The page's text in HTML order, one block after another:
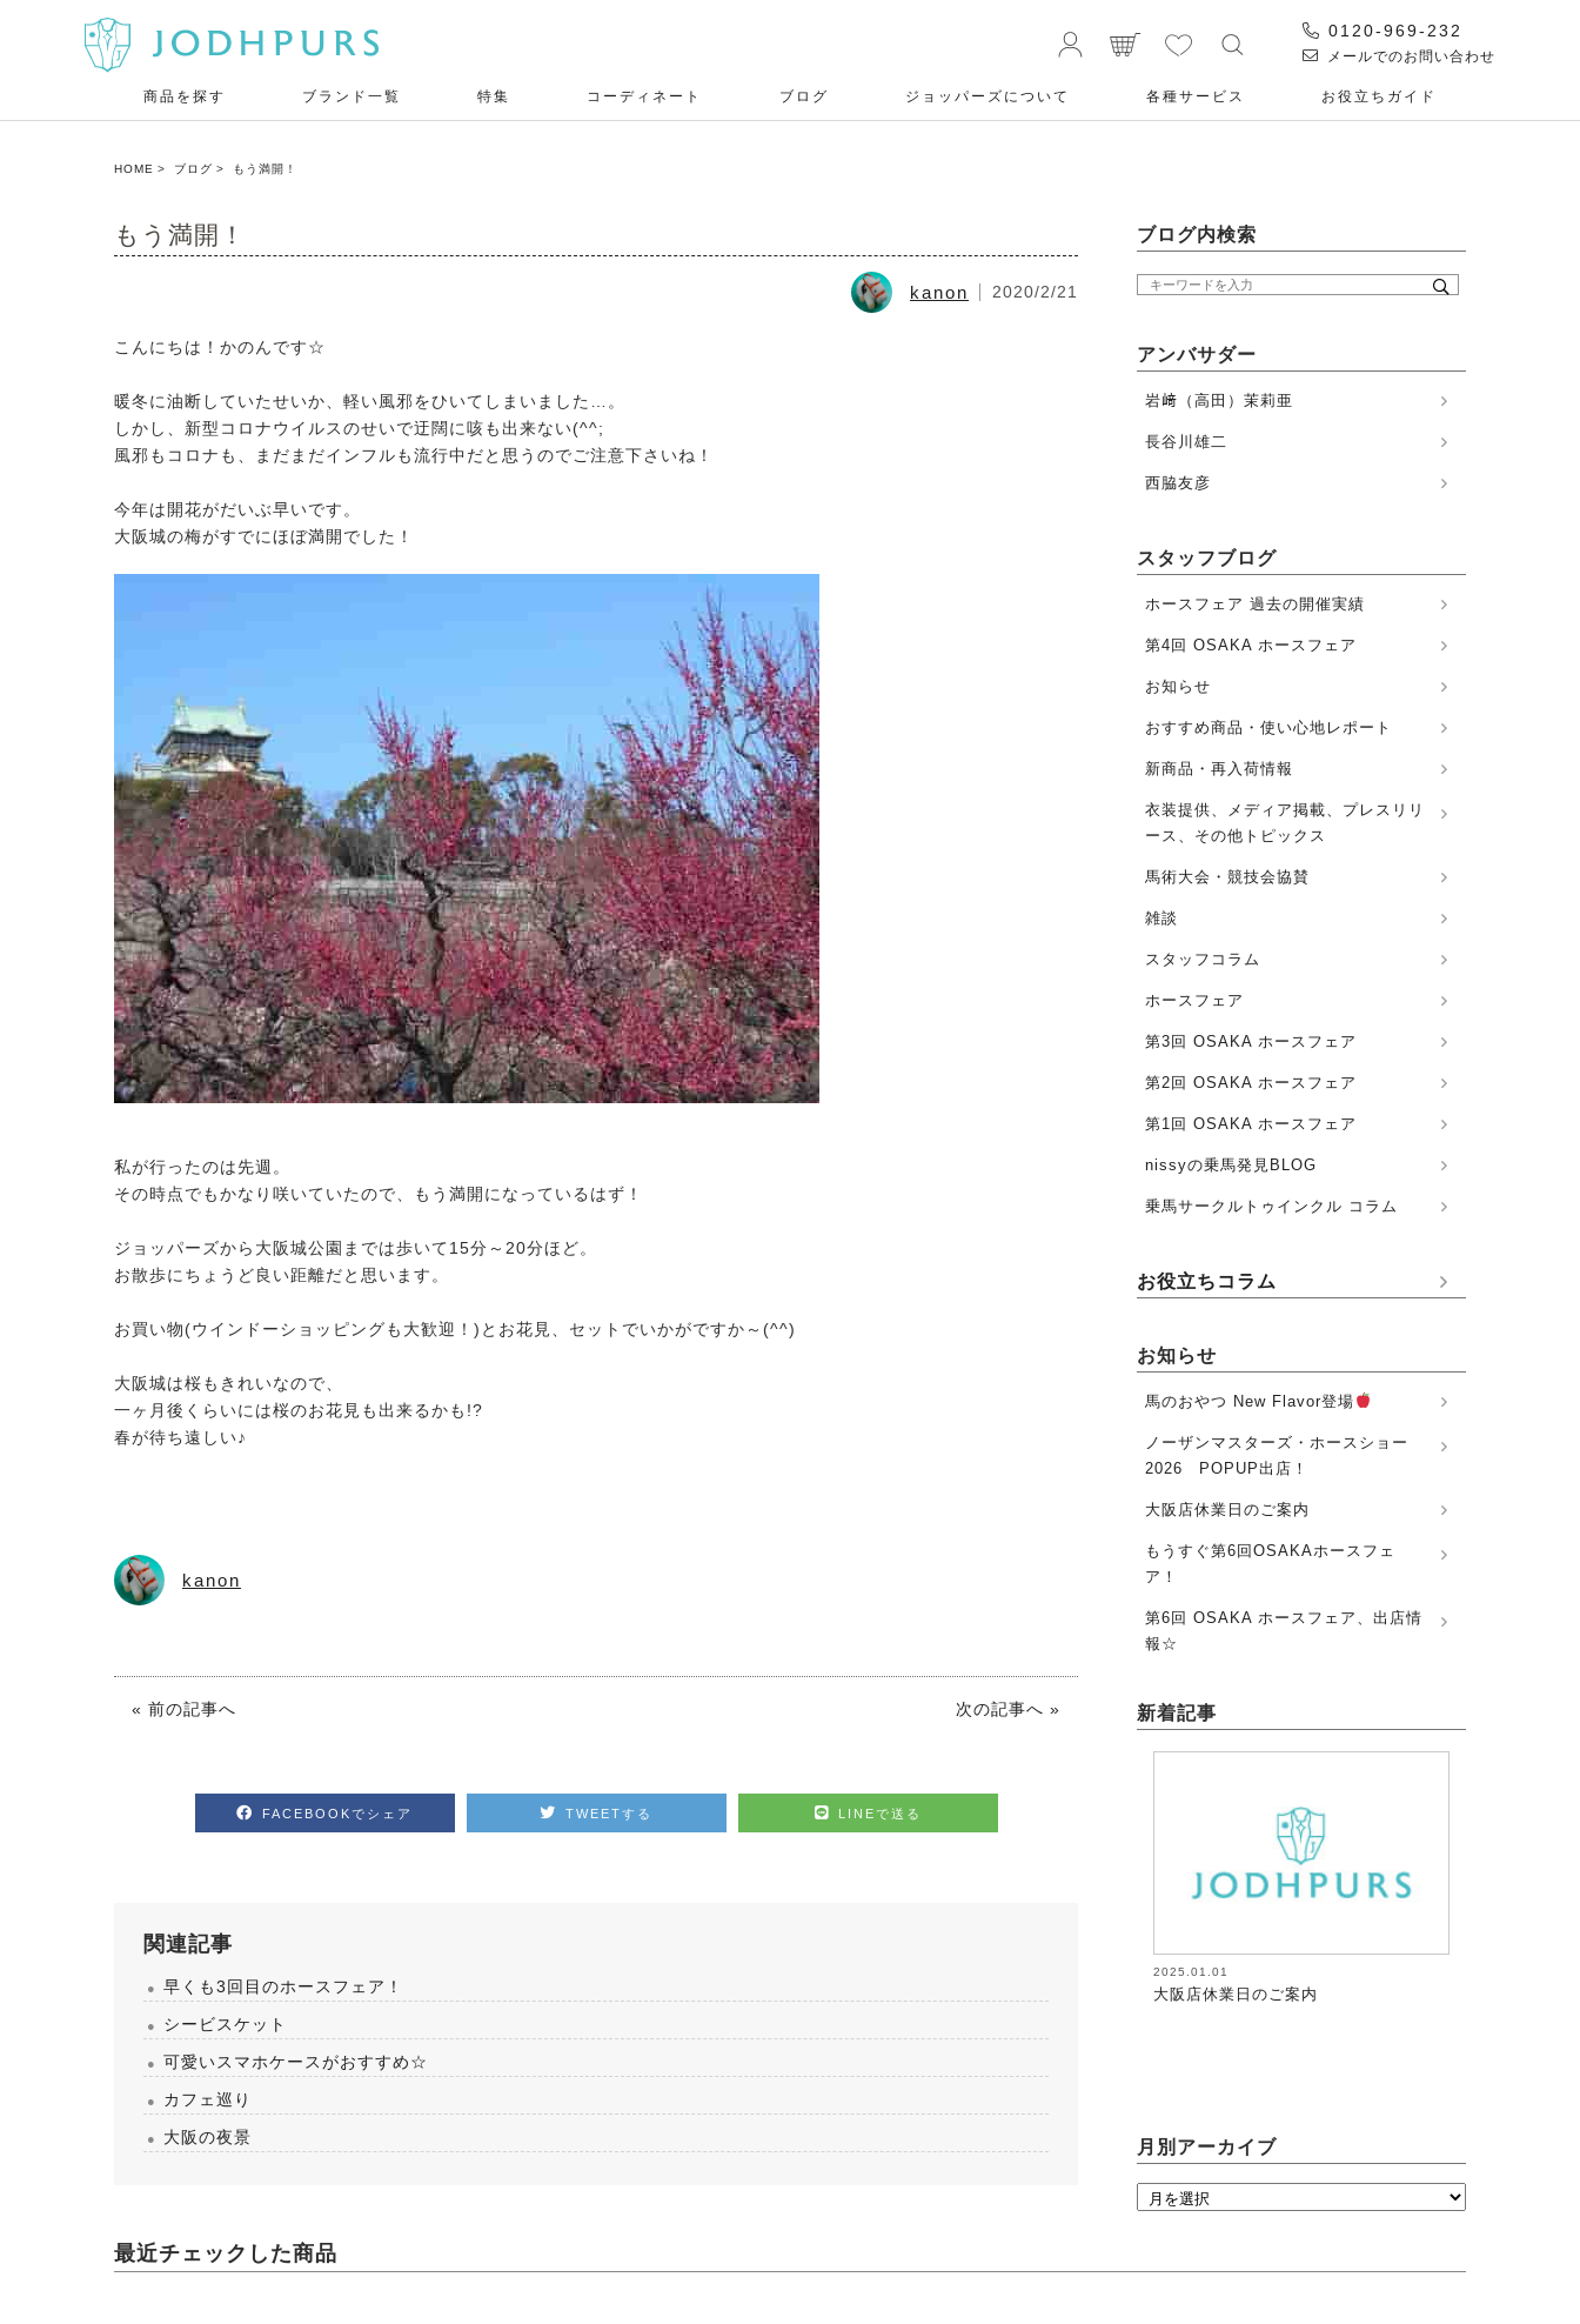
0120-969-232
メールでのお問い合わせ
商品を探す ブランド一覧 特集 コーディネート ブログ ジョッパーズについて 各種サービス お役⽴ちガイド
HOME ブログ もう満開！
もう満開！
kanon 2020/2/21
こんにちは！かのんです☆
暖冬に油断していたせいか、軽い風邪をひいてしまいました…。
しかし、新型コロナウイルスのせいで迂闊に咳も出来ない(^^;
風邪もコロナも、まだまだインフルも流行中だと思うのでご注意下さいね！
今年は開花がだいぶ早いです。
大阪城の梅がすでにほぼ満開でした！
私が行ったのは先週。
その時点でもかなり咲いていたので、もう満開になっているはず！
ジョッパーズから大阪城公園までは歩いて15分～20分ほど。
お散歩にちょうど良い距離だと思います。
お買い物(ウインドーショッピングも大歓迎！)とお花見、セットでいかがですか～(^^)
大阪城は桜もきれいなので、
一ヶ月後くらいには桜のお花見も出来るかも!?
春が待ち遠しい♪
kanon
« 前の記事へ 次の記事へ »
FACEBOOKでシェア TWEETする LINEで送る
関連記事
早くも3回目のホースフェア！
シービスケット
可愛いスマホケースがおすすめ☆
カフェ巡り
大阪の夜景
ブログ内検索
アンバサダー
岩﨑（高田）茉莉亜
長谷川雄二
西脇友彦
スタッフブログ
ホースフェア 過去の開催実績
第4回 OSAKA ホースフェア
お知らせ
おすすめ商品・使い心地レポート
新商品・再入荷情報
衣装提供、メディア掲載、プレスリリ
ース、その他トピックス
馬術大会・競技会協賛
雑談
スタッフコラム
ホースフェア
第3回 OSAKA ホースフェア
第2回 OSAKA ホースフェア
第1回 OSAKA ホースフェア
nissyの乗馬発見BLOG
乗馬サークルトゥインクル コラム
お役立ちコラム
お知らせ
馬のおやつ New Flavor登場
ノーザンマスターズ・ホースショー
2026 POPUP出店！
大阪店休業日のご案内
もうすぐ第6回OSAKAホースフェ
ア！
第6回 OSAKA ホースフェア、出店情
報☆
新着記事
18）【～馬にたずさわる人全て
馬のおやつ New Flavor登場
鞭はいかがですかっ☆
2025.01.01
大阪店休業日のご案内
月別アーカイブ
最近チェックした商品